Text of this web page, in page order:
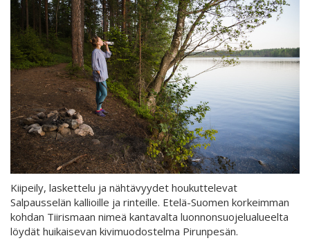
Kiipeily, laskettelu ja nähtävyydet houkuttelevat
Salpausselän kallioille ja rinteille. Etelä-Suomen korkeimman
kohdan Tiirismaan nimeä kantavalta luonnonsuojelualueelta
löydät huikaisevan kivimuodostelma Pirunpesän.